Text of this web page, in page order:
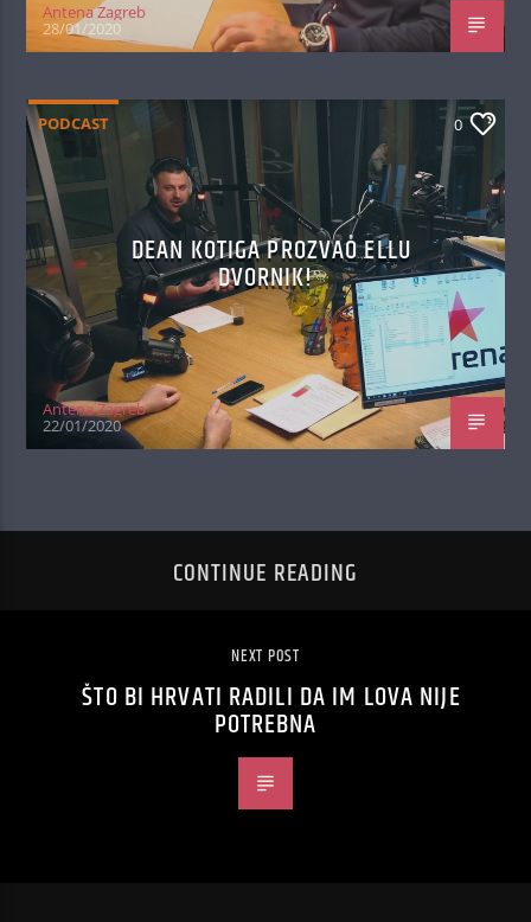
Antena Zagreb
28/01/2020
PODCAST 0
DEAN KOTIGA PROZVAO ELLU
DVORNIK!
Antena Zagreb
22/01/2020
CONTINUE READING
NEXT POST
ŠTO BI HRVATI RADILI DA IM LOVA NIJE
POTREBNA